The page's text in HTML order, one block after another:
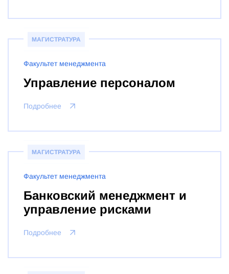
МАГИСТРАТУРА
Факультет менеджмента
Управление персоналом
Подробнее
МАГИСТРАТУРА
Факультет менеджмента
Банковский менеджмент и
управление рисками
Подробнее